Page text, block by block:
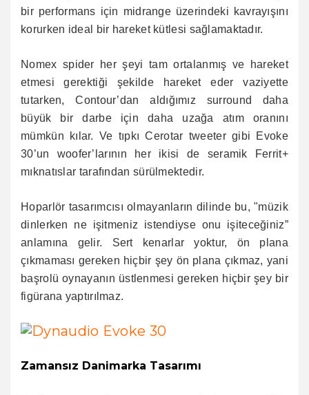
bir performans için midrange üzerindeki kavrayışını
korurken ideal bir hareket kütlesi sağlamaktadır.
Nomex spider her şeyi tam ortalanmış ve hareket
etmesi gerektiği şekilde hareket eder vaziyette
tutarken, Contour’dan aldığımız surround daha
büyük bir darbe için daha uzağa atım oranını
mümkün kılar. Ve tıpkı Cerotar tweeter gibi Evoke
30’un woofer’larının her ikisi de seramik Ferrit+
mıknatıslar tarafından sürülmektedir.
Hoparlör tasarımcısı olmayanların dilinde bu, "müzik
dinlerken ne işitmeniz istendiyse onu işiteceğiniz”
anlamına gelir. Sert kenarlar yoktur, ön plana
çıkmaması gereken hiçbir şey ön plana çıkmaz, yani
başrolü oynayanın üstlenmesi gereken hiçbir şey bir
figürana yaptırılmaz.
Zamansız Danimarka Tasarımı